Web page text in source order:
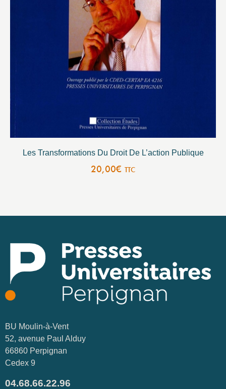
Les Transformations Du Droit De L’action Publique
20,00€ TTC
BU Moulin-à-Vent
52, avenue Paul Alduy
66860 Perpignan
Cedex 9
04.68.66.22.96